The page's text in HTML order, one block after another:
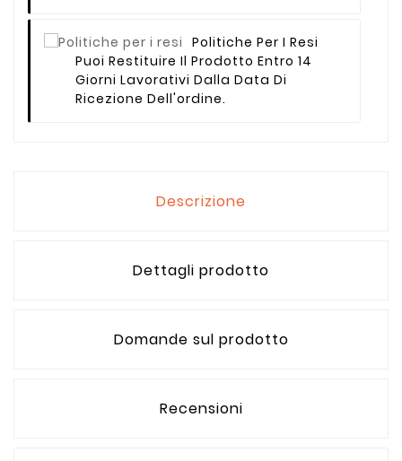
Politiche Per I Resi
Puoi Restituire Il Prodotto Entro 14
Giorni Lavorativi Dalla Data Di
Ricezione Dell'ordine.
Descrizione
Dettagli prodotto
Domande sul prodotto
Recensioni